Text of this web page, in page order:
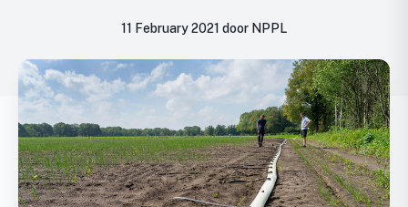
11 February 2021 door NPPL